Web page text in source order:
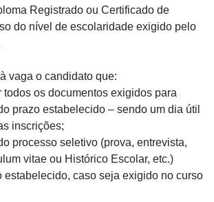
Registrado ou Certificado de
do nível de escolaridade exigido pelo
vaga o candidato que:
todos os documentos exigidos para
prazo estabelecido – sendo um dia útil
inscrições;
processo seletivo (prova, entrevista,
vitae ou Histórico Escolar, etc.)
estabelecido, caso seja exigido no curso